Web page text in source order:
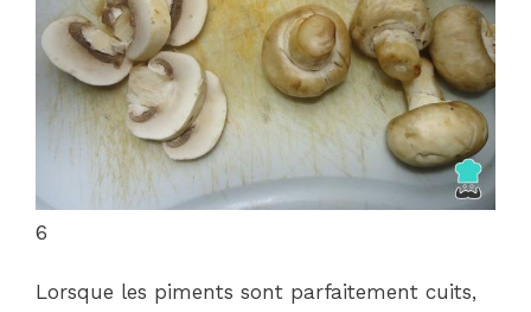
6
Lorsque les piments sont parfaitement cuits,